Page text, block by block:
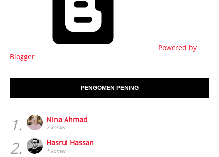
Powered by
Blogger
PENGOMEN PENING
1. Nina Ahmad
7 komen
2. Hasrul Hassan
1 komen